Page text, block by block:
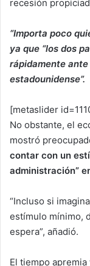
recesión
“Importa poco
ya que “los dos
rápidamente
estadounidense”.
[metaslider
No obstante, el
mostró
contar con un
administración”
“Incluso si
estímulo mínimo,
espera”, añadió.
El tiempo